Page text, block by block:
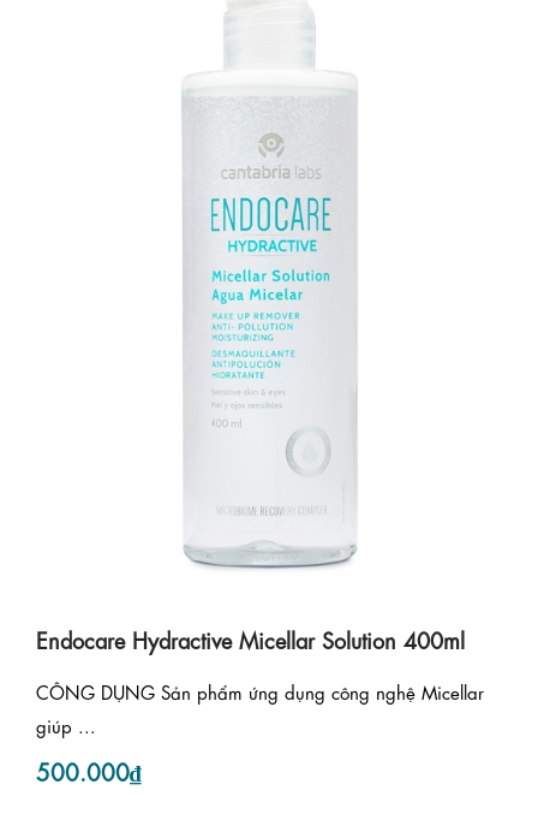
Endocare Hydractive Micellar Solution 400ml
CÔNG DỤNG Sản phẩm ứng dụng công nghệ Micellar
giúp ...
500.000₫